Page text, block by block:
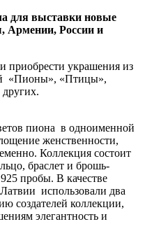
для выставки новые
Армении, России и
приобрести украшения из
«Пионы», «Птицы»,
пиона в одноименной
женственности,
Коллекция состоит
браслет и брошь-
пробы. В качестве
использовали два
создателей коллекции,
элегантность и